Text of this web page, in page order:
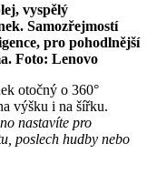
vyspělý
Samozřejmostí
pro pohodlnější
Foto: Lenovo
otočný o 360°
výšku i na šířku.
nastavíte pro
poslech hudby nebo